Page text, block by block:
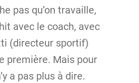
pas qu’on travaille,
avec le coach, avec
(directeur sportif)
première. Mais pour
a pas plus à dire.